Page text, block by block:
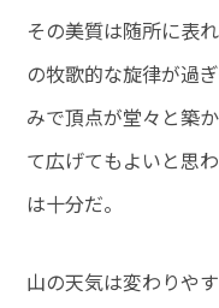
その美質は随所に表
の牧歌的な旋律が過
みで頂点が堂々と築
て広げてもよいと思
は十分だ。
山の天気は変わりや